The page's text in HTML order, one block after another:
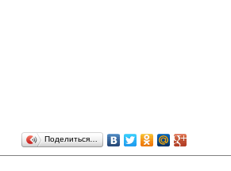
Поделиться…